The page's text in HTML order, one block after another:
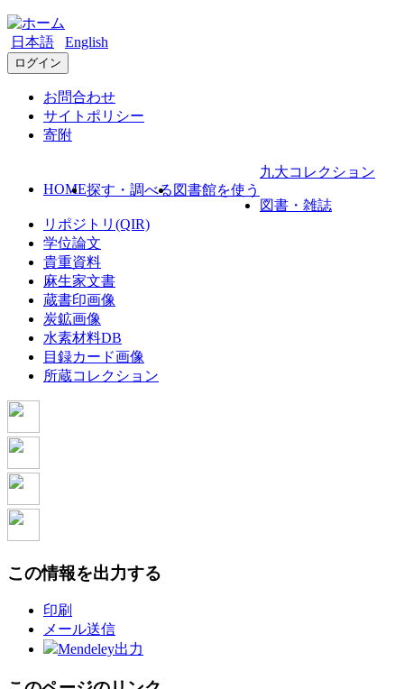
日本語 English
ログイン
お問合わせ
サイトポリシー
寄附
HOME探す・調べる 図書館を使う
九大コレクション
図書・雑誌
リポジトリ(QIR)
学位論文
貴重資料
麻生家文書
蔵書印画像
炭鉱画像
水素材料DB
目録カード画像
所蔵コレクション
この情報を出力する
印刷
メール送信
Mendeley出力